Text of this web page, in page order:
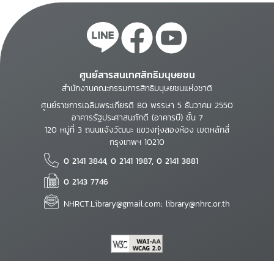
ศูนย์สารสนเทศสิทธิมนุษยชน
สำนักงานคณะกรรมการสิทธิมนุษยชนแห่งชาติ
ศูนย์ราชการเฉลิมพระเกียรติ 80 พรรษา 5 ธันวาคม 2550
อาคารรัฐประศาสนภักดี (อาคารบี) ชั้น 7
120 หมู่ที่ 3 ถนนแจ้งวัฒนะ แขวงทุ่งสองห้อง เขตหลักสี่
กรุงเทพฯ 10210
0 2141 3844, 0 2141 1987, 0 2141 3881
0 2143 7746
NHRCT.Library@gmail.com; library@nhrc.or.th